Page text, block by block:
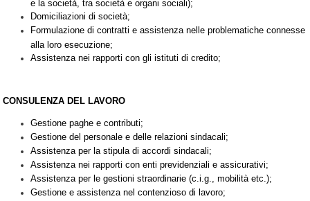
e la società, tra società e organi sociali);
Domiciliazioni di società;
Formulazione di contratti e assistenza nelle problematiche connesse
alla loro esecuzione;
Assistenza nei rapporti con gli istituti di credito;
CONSULENZA DEL LAVORO
Gestione paghe e contributi;
Gestione del personale e delle relazioni sindacali;
Assistenza per la stipula di accordi sindacali;
Assistenza nei rapporti con enti previdenziali e assicurativi;
Assistenza per le gestioni straordinarie (c.i.g., mobilità etc.);
Gestione e assistenza nel contenzioso di lavoro;